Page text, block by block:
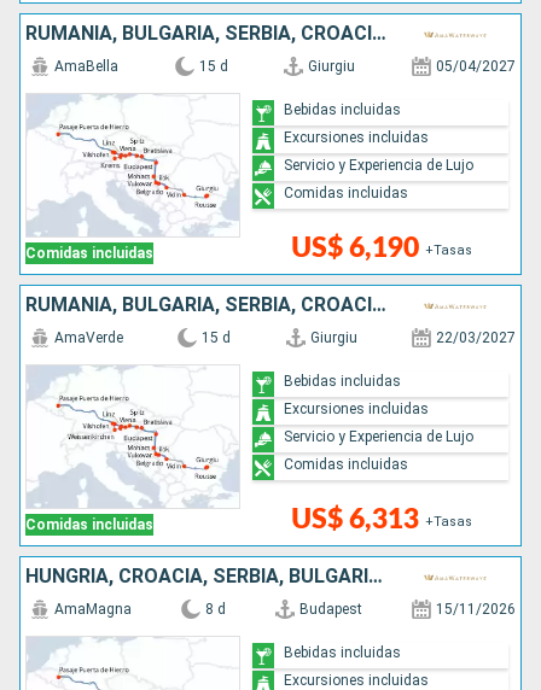
RUMANIA, BULGARIA, SERBIA, CROACIA, HUNGRÍA, ESLOVAQUIA, AUSTRIA, ALEMANIA
Comidas incluidas
AmaBella 15 d Giurgiu 05/04/2027
US$ 6,190 +Tasas
Bebidas incluidas
Excursiones incluidas
Servicio y Experiencia de Lujo
Comidas incluidas
RUMANIA, BULGARIA, SERBIA, CROACIA, HUNGRÍA, ESLOVAQUIA, AUSTRIA, ALEMANIA
Comidas incluidas
AmaVerde 15 d Giurgiu 22/03/2027
US$ 6,313 +Tasas
Bebidas incluidas
Excursiones incluidas
Servicio y Experiencia de Lujo
Comidas incluidas
HUNGRÍA, CROACIA, SERBIA, BULGARIA, RUMANIA
AmaMagna 8 d Budapest 15/11/2026
Bebidas incluidas
Excursiones incluidas